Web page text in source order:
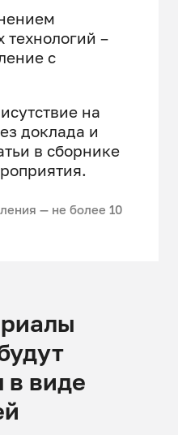
–
с
на
доклада и
в сборнике
— не более 10
в виде